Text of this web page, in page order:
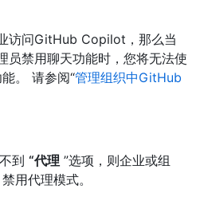
访问GitHub Copilot，那么当
员禁用聊天功能时，您将无法使
。 请参阅“管理组织中GitHub
到 “代理 ”选项，则企业或组
用代理模式。